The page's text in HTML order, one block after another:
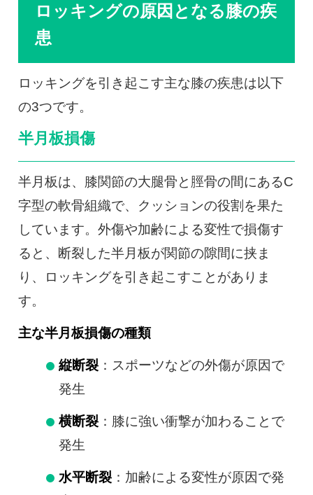
ロッキングの原因となる膝の疾
患
ロッキングを引き起こす主な膝の疾患は以下
の3つです。
半月板損傷
半月板は、膝関節の大腿骨と脛骨の間にあるC
字型の軟骨組織で、クッションの役割を果た
しています。外傷や加齢による変性で損傷す
ると、断裂した半月板が関節の隙間に挟ま
り、ロッキングを引き起こすことがありま
す。
主な半月板損傷の種類
縦断裂：スポーツなどの外傷が原因で
発生
横断裂：膝に強い衝撃が加わることで
発生
水平断裂：加齢による変性が原因で発